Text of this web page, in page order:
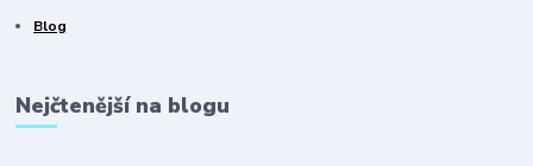
Blog
Nejčtenější na blogu